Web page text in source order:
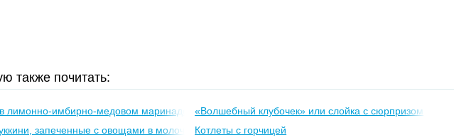
также почитать:
лимонно-имбирно-медовом маринаде на пару«Волшебный клубочек» или слойка с сюрпризом
запеченные с овощами в молочно-сырном соусе
Котлеты с горчицей